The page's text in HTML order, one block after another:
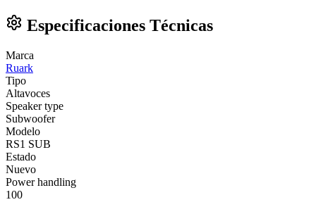
Especificaciones Técnicas
Marca
Ruark
Tipo
Altavoces
Speaker type
Subwoofer
Modelo
RS1 SUB
Estado
Nuevo
Power handling
100